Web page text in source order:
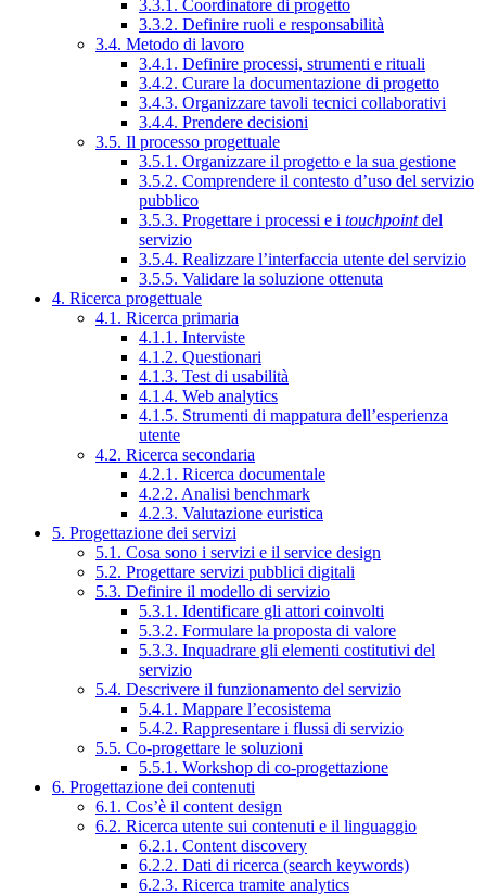
3.3.1. Coordinatore di progetto
3.3.2. Definire ruoli e responsabilità
3.4. Metodo di lavoro
3.4.1. Definire processi, strumenti e rituali
3.4.2. Curare la documentazione di progetto
3.4.3. Organizzare tavoli tecnici collaborativi
3.4.4. Prendere decisioni
3.5. Il processo progettuale
3.5.1. Organizzare il progetto e la sua gestione
3.5.2. Comprendere il contesto d’uso del servizio
pubblico
3.5.3. Progettare i processi e i touchpointdel
servizio
3.5.4. Realizzare l’interfaccia utente del servizio
3.5.5. Validare la soluzione ottenuta
4. Ricerca progettuale
4.1. Ricerca primaria
4.1.1. Interviste
4.1.2. Questionari
4.1.3. Test di usabilità
4.1.4. Web analytics
4.1.5. Strumenti di mappatura dell’esperienza
utente
4.2. Ricerca secondaria
4.2.1. Ricerca documentale
4.2.2. Analisi benchmark
4.2.3. Valutazione euristica
5. Progettazione dei servizi
5.1. Cosa sono i servizi e il service design
5.2. Progettare servizi pubblici digitali
5.3. Definire il modello di servizio
5.3.1. Identificare gli attori coinvolti
5.3.2. Formulare la proposta di valore
5.3.3. Inquadrare gli elementi costitutivi del
servizio
5.4. Descrivere il funzionamento del servizio
5.4.1. Mappare l’ecosistema
5.4.2. Rappresentare i flussi di servizio
5.5. Co-progettare le soluzioni
5.5.1. Workshop di co-progettazione
6. Progettazione dei contenuti
6.1. Cos’è il content design
6.2. Ricerca utente sui contenuti e il linguaggio
6.2.1. Content discovery
6.2.2. Dati di ricerca (search keywords)
6.2.3. Ricerca tramite analytics